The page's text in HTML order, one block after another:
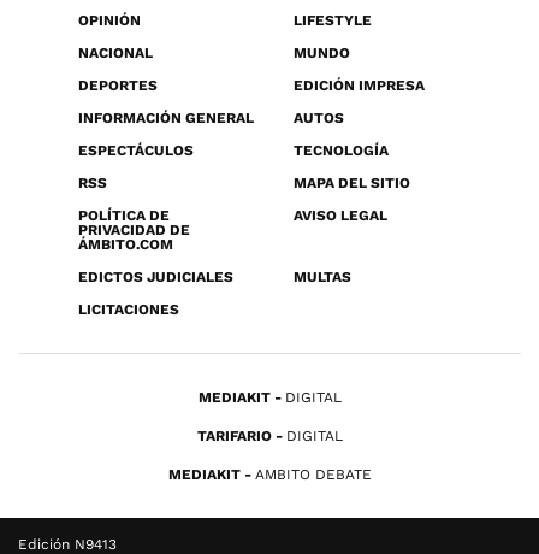
OPINIÓN
LIFESTYLE
NACIONAL
MUNDO
DEPORTES
EDICIÓN IMPRESA
INFORMACIÓN GENERAL
AUTOS
ESPECTÁCULOS
TECNOLOGÍA
RSS
MAPA DEL SITIO
POLÍTICA DE
PRIVACIDAD DE
ÁMBITO.COM
AVISO LEGAL
EDICTOS JUDICIALES
MULTAS
LICITACIONES
MEDIAKIT DIGITAL
TARIFARIO DIGITAL
MEDIAKIT AMBITO DEBATE
Edición N9413